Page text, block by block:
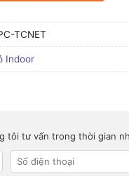
TCNET
Indoor
tôi tư vấn trong thời gian